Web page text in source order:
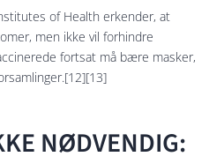
of Health erkender, at
men ikke vil forhindre
fortsat må bære masker,
NØDVENDIG: